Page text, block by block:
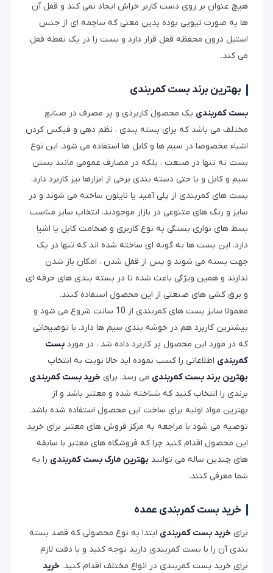
هیچ عنوان بر روی دست کاربر خراش ایجاد نمی کند و قفل آن
ها به صورت تیوپی بوده بدین معنی که ساچمه ای از جنس
استیل درون محفظه قفل قرار دارد و بست را در یک نقطه قفل
می کند.
بهترین برند بست کمربندی
بست کمربندی یک محصول کاربردی و پر مصرف در صنایع
مختلف می باشد که برای بسته بندی ، نظم دهی و فیکس کردن
اشیاء مخصوصا در سیم ها و کابل ها استفاده می شود. این نوع
بست نه تنها در صنعت ، بلکه در مصارف عمومی مانند بستن
سیم و کابل و یا حتی دسته بندی برخی از ابزارها نیز کاربرد دارد.
بست های کمربندی از پلی آمید یا نایلون ساخته می شوند و در
سایز و رنگ های متنوعی در بازار موجودند. انتخاب سایز مناسب
بسط های نواری بستگی به نوع کاربری و ضخامت کابل یا اشیا
دارد. این بست ها به گونه ای ساخته شده اند که تنها در یک
جهت بسته می شوند و پس از قفل شدن ، امکان باز شدن
ندارند و همین ویژگی باعث شده تا در بسته بندی های حرفه ای
و برق کشی های صنعتی از این محصول استفاده کنند.
معمولا سایز بست های کمربندی از 10 سانت شروع می شود و
بیشترین کاربرد هم در خوشه بندی سیم ها دارد. با توضیحاتی
که در مورد این محصول پر کاربرد داده شد ، در مورد بست
کمربندی اطلاعاتی را کسب نموده اید حالا نوبت به انتخاب
بهترین برند بست کمربندی می رسد. برای خرید بست کمربندی
برندی را انتخاب کنید که شناخته شده و معتبر باشد و از
بهترین مواد اولیه برای ساخت این محصول استفاده شده باشد.
توصیه می شود با مراجعه به مرکز فروش های معتبر برای خرید
این محصول اقدام کنید چرا که فروشگاه های معتبر با سابقه
های چندین ساله می توانند بهترین مارک بست کمربندی را به
شما معرفی کنند.
خرید بست کمربندی عمده
برای خرید بست کمربندی ابتدا به نوع محصولی که قصد بسته
بندی آن را با بست کمربندی دارید توجه کنید و با دقت لازم
برای خرید بست کمربندی در انواع مختلف اقدام کنید. خرید